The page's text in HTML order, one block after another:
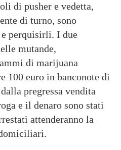
di pusher e vedetta,
di turno, sono
perquisirli. I due
mutande,
di marijuana
100 euro in banconote di
pregressa vendita
e il denaro sono stati
attenderanno la